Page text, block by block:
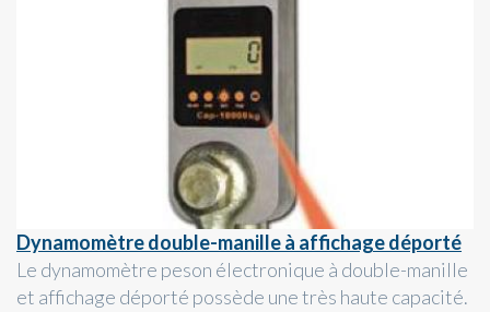
Dynamomètre double-manille à affichage déporté
Le dynamomètre peson électronique à double-manille
et affichage déporté possède une très haute capacité.